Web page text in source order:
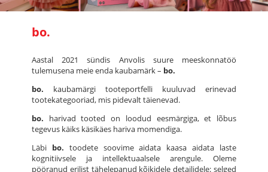
bo.
Aastal 2021 sündis Anvolis suure meeskonnatöö
tulemusena meie enda kaubamärk – bo.
bo. kaubamärgi tooteportfelli kuuluvad erinevad
tootekategooriad, mis pidevalt täienevad.
bo. harivad tooted on loodud eesmärgiga, et lõbus
tegevus käiks käsikäes hariva momendiga.
Läbi bo. toodete soovime aidata kaasa aidata laste
kognitiivsele ja intellektuaalsele arengule. Oleme
pööranud erilist tähelepanud kõikidele detailidele: selged